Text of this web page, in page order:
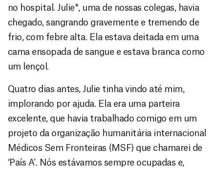
no hospital. Julie*, uma de nossas colegas, havia
chegado, sangrando gravemente e tremendo de
frio, com febre alta. Ela estava deitada em uma
cama ensopada de sangue e estava branca como
um lençol.
Quatro dias antes, Julie tinha vindo até mim,
implorando por ajuda. Ela era uma parteira
excelente, que havia trabalhado comigo em um
projeto da organização humanitária internacional
Médicos Sem Fronteiras (MSF) que chamarei de
‘País A’. Nós estávamos sempre ocupadas e,